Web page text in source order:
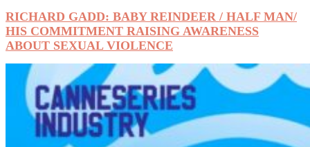
RICHARD GADD: BABY REINDEER / HALF MAN/
HIS COMMITMENT RAISING AWARENESS
ABOUT SEXUAL VIOLENCE